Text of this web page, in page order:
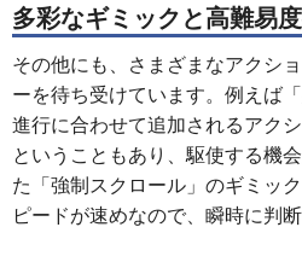
多彩なギミックと高難易
その他にも、さまざまなアクシ
ーを待ち受けています。例えば
進行に合わせて追加されるアク
ということもあり、駆使する機
た「強制スクロール」のギミッ
ピードが速めなので、瞬時に判